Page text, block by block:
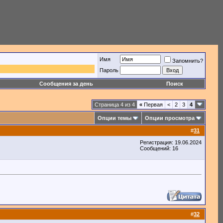
Имя
Запомнить?
Пароль
Сообщения за день Поиск
Страница 4 из 4 « Первая < 2 3 4
Опции темы Опции просмотра
#31
Регистрация: 19.06.2024
Сообщений: 16
#32